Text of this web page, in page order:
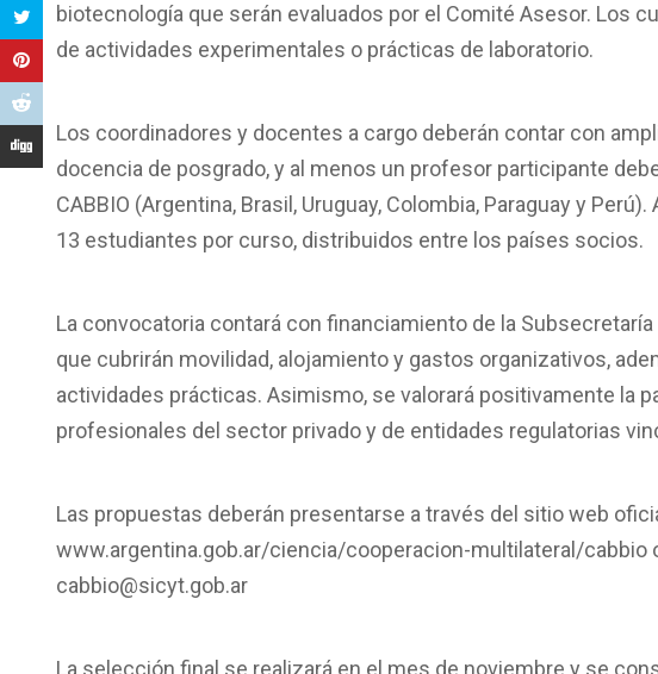
biotecnología que serán evaluados por el Comité Asesor. Los
de actividades experimentales o prácticas de laboratorio.
Los coordinadores y docentes a cargo deberán contar con
docencia de posgrado, y al menos un profesor participante
CABBIO (Argentina, Brasil, Uruguay, Colombia, Paraguay y
13 estudiantes por curso, distribuidos entre los países socios.
La convocatoria contará con financiamiento de la Subsecretaría
que cubrirán movilidad, alojamiento y gastos organizativos,
actividades prácticas. Asimismo, se valorará positivamente la
profesionales del sector privado y de entidades regulatorias
Las propuestas deberán presentarse a través del sitio web
www.argentina.gob.ar/ciencia/cooperacion-multilateral/cabbio
cabbio@sicyt.gob.ar
La selección final se realizará en el mes de noviembre y se